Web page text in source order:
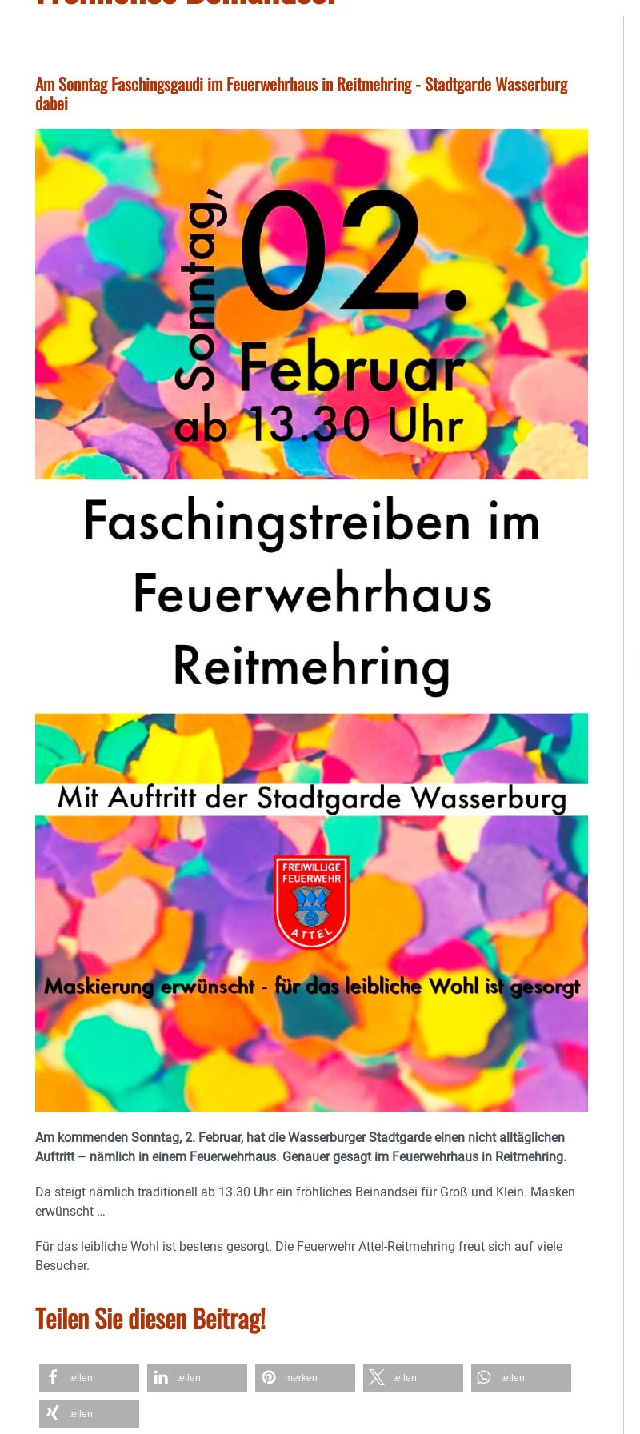
Am Sonntag Faschingsgaudi im Feuerwehrhaus in Reitmehring - Stadtgarde Wasserburg
dabei
Am kommenden Sonntag, 2. Februar, hat die Wasserburger Stadtgarde einen nicht alltäglichen
Auftritt – nämlich in einem Feuerwehrhaus. Genauer gesagt im Feuerwehrhaus in Reitmehring.
Da steigt nämlich traditionell ab 13.30 Uhr ein fröhliches Beinandsei für Groß und Klein. Masken
erwünscht …
Für das leibliche Wohl ist bestens gesorgt. Die Feuerwehr Attel-Reitmehring freut sich auf viele
Besucher.
Teilen Sie diesen Beitrag!
teilen teilen merken teilen teilen
teilen